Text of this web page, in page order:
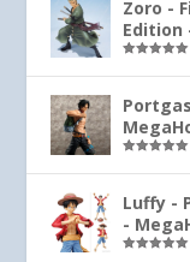
Zoro -
Edition
Luffy -
-